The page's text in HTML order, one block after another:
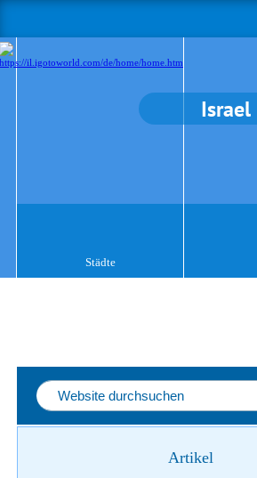
Israel
Städte
Artikel